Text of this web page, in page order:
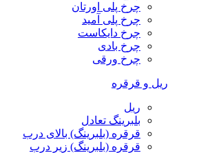
چرخ پلی اورتان
چرخ پلی آمید
چرخ دایکاست
چرخ بادی
چرخ ورقی
ریل و قرقره
ریل
بلبرینگ تعادل
قرقره (بلبرینگ) بالای درب
قرقره (بلبرینگ) زیر درب